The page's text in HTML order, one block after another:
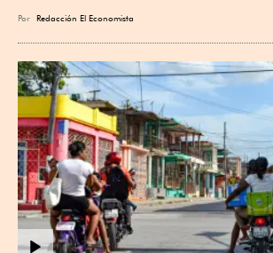
Por Redacción El Economista